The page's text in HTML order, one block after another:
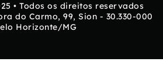
• Todos os direitos reservados
do Carmo, 99, Sion - 30.330-000
Horizonte/MG